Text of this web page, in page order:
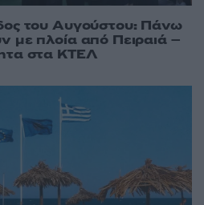
του Αυγούστου: Πάνω
πλοία από Πειραιά –
στα ΚΤΕΛ